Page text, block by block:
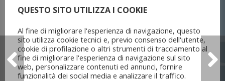
QUESTO SITO UTILIZZA I COOKIE
Al fine di migliorare l'esperienza di navigazione, questo
sito utilizza cookie tecnici e, previo consenso dell'utente,
cookie di profilazione o altri strumenti di tracciamento al
fine di migliorare l'esperienza di navigazione sul sito
web, personalizzare contenuti ed annunci, fornire
funzionalità dei social media e analizzare il traffico.